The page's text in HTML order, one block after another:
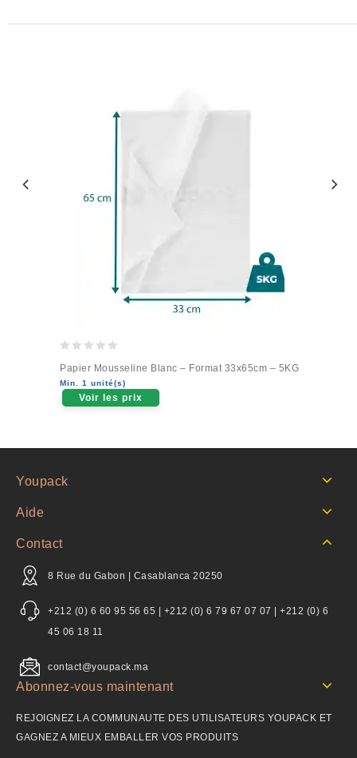
out
of
5
Papier Mousseline Blanc – Format 33x65cm – 5KG
Min. 1 unité(s)
Voir les prix
Youpack
Aide
Contact
8 Rue du Gabon | Casablanca 20250
+212 (0) 6 60 95 56 65 | +212 (0) 6 79 67 07 07 | +212 (0) 6
45 06 18 11
contact@youpack.ma
Abonnez-vous maintenant
REJOIGNEZ LA COMMUNAUTE DES UTILISATEURS YOUPACK ET
GAGNEZ A MIEUX EMBALLER VOS PRODUITS